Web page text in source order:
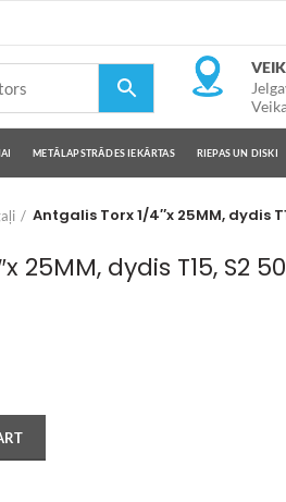
METĀLAPSTRĀDES IEKĀRTAS RIEPAS UN DISKI
Antgalis Torx 1/4″x 25MM, dydis
25MM, dydis T15, S2 50